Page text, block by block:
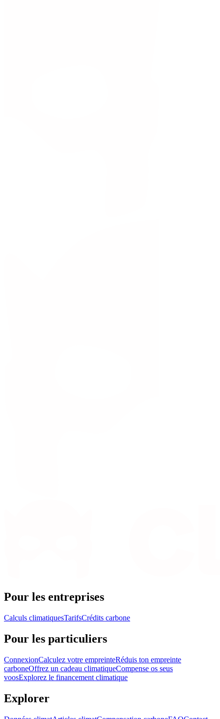
Pour les entreprises
Calculs climatiquesTarifsCrédits carbone
Pour les particuliers
ConnexionCalculez votre empreinteRéduis ton empreinte
carboneOffrez un cadeau climatiqueCompense os seus
voosExplorez le financement climatique
Explorer